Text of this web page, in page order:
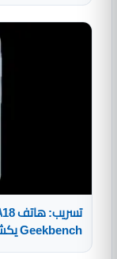
Geekbench يكشف المعالج ...